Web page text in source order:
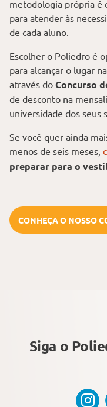
metodologia própria é
para atender às
de cada aluno.
Escolher o Poliedro é
para alcançar o lugar
através do Concurso
de desconto na
universidade dos seus
Se você quer ainda
menos de seis meses,
preparar para o
CONHEÇA O NOSSO
Siga o